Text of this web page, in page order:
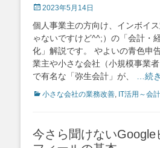
Posted
2023年5月14日
個人事業主の方向け、インボイ
ゃないですけど^^;）の「会計・
化」解説です。 やよいの青色申
業主や小さな会社（小規模事業
で有名な「弥生会計」が、
…続
Categories
小さな会社の業務改善, IT活用～会
今さら聞けないGoogle